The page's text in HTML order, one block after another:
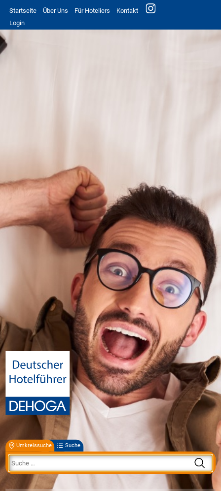
Startseite Über Uns Für Hoteliers
Kontakt
Login
Umkreissuche Suche